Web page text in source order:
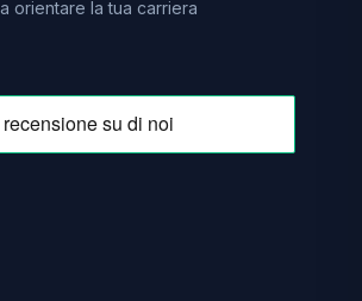
orientare la tua carriera